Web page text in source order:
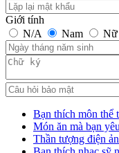
Giới tính
N/A
Nam Nữ
Bạn thích môn thể
Món ăn mà bạn
Thần tượng điện